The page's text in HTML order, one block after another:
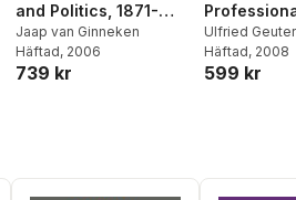
and Politics, 1871-
1899
Jaap van Ginneken
Häftad, 2006
739 kr
Psychology
Germany
Ulfried Geuter
Häftad, 2008
599 kr